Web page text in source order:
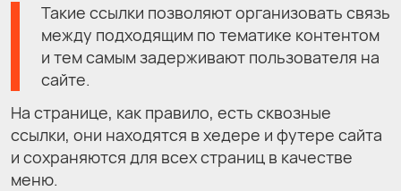
Такие ссылки позволяют организовать связь
между подходящим по тематике контентом
и тем самым задерживают пользователя на
сайте.
На странице, как правило, есть сквозные
ссылки, они находятся в хедере и футере сайта
и сохраняются для всех страниц в качестве
меню.